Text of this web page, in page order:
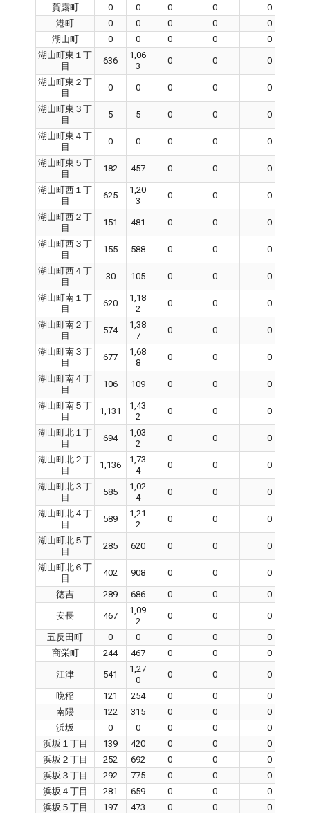
賀露町 0 0 0 0
0
港町
0 0 0 0
0
湖山町
0 0 0 0
0
湖山町東１丁
目
636
1,06
3
0 0 0
湖山町東２丁
目
0 0 0 0 0
湖山町東３丁
目
5 5 0 0 0
湖山町東４丁
目
0 0 0 0 0
湖山町東５丁
目
182 457 0 0 0
湖山町西１丁
目
625
1,20
3
0 0 0
湖山町西２丁
目
151 481 0 0 0
湖山町西３丁
目
155 588 0 0 0
湖山町西４丁
目
30 105 0 0 0
湖山町南１丁
目
620
1,18
2
0 0 0
湖山町南２丁
目
574
1,38
7
0 0 0
湖山町南３丁
目
677
1,68
8
0 0 0
湖山町南４丁
目
106 109 0 0 0
湖山町南５丁
目
1,131
1,43
2
0 0 0
湖山町北１丁
目
694
1,03
2
0 0 0
湖山町北２丁
目
1,136
1,73
4
0 0 0
湖山町北３丁
目
585
1,02
4
0 0 0
湖山町北４丁
目
589
1,21
2
0 0 0
湖山町北５丁
目
285 620 0 0 0
湖山町北６丁
目
402 908 0 0 0
徳吉 289 686 0 0 0
安長 467
1,09
2
0 0 0
五反田町 0 0 0 0
0
商栄町
244 467 0 0 0
江津 541
1,27
0
0 0 0
晩稲 121 254 0 0
0
南隈
122 315 0 0
0
浜坂
0 0 0 0
0
浜坂１丁目
139 420 0 0
0
浜坂２丁目
252 692 0 0
0
浜坂３丁目
292 775 0 0
0
浜坂４丁目
281 659 0 0
0
浜坂５丁目
197 473 0 0
0